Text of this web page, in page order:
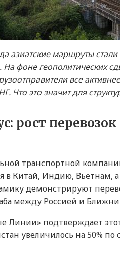
азиатские маршруты
фоне геополитических
все
Что это значит для
рост
транспортной
в Китай, Индию, Вьетнам,
демонстрируют
между Россией и
Линии» подтверждает
увеличилось на 50%